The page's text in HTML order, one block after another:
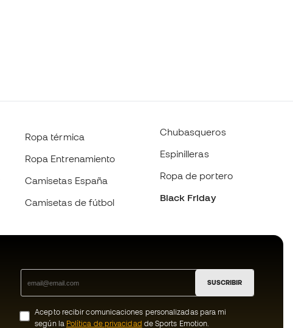
Ropa térmica
Ropa Entrenamiento
Camisetas España
Camisetas de fútbol
Chubasqueros
Espinilleras
Ropa de portero
Black Friday
SUSCRIBIR
Acepto recibir comunicaciones personalizadas para mi
según la Política de privacidad de Sports Emotion.